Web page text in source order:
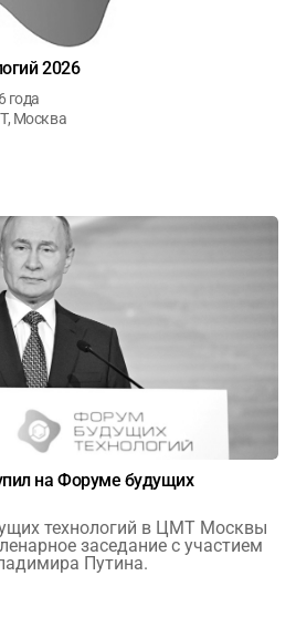
2026
года
Москва
на Форуме будущих
технологий в ЦМТ Москвы
заседание с участием
Путина.